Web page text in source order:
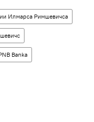
Илмарса Римшевичса
Banka